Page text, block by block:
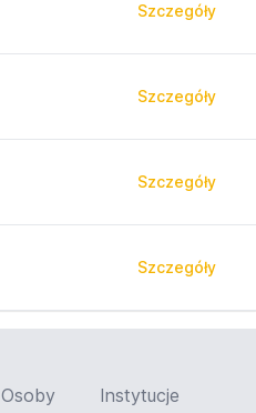
Szczegóły
Szczegóły
Szczegóły
Szczegóły
Osoby Instytucje